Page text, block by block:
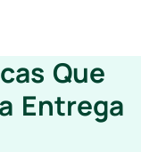
Que
Entrega